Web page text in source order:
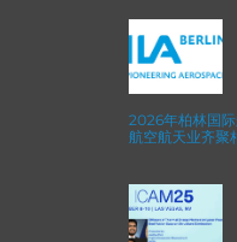
2026年柏林国
航空航天业齐聚